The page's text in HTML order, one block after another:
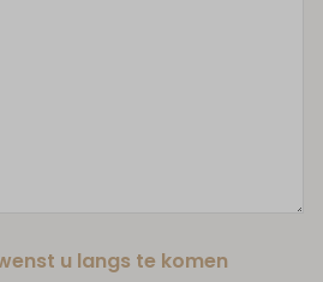
u langs te komen